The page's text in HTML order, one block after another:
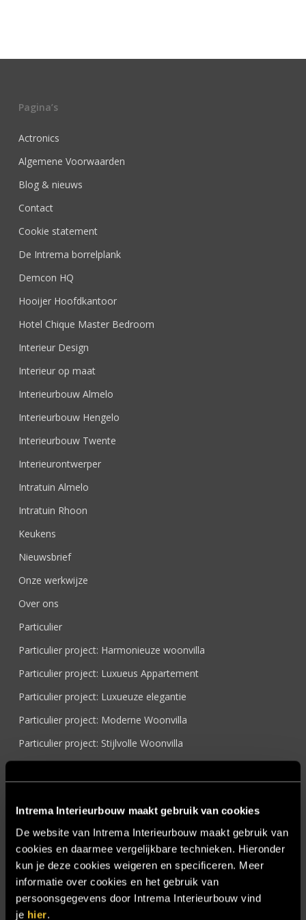
Intrema Interieurbouw maakt gebruik van cookies
De website van Intrema Interieurbouw maakt gebruik van
cookies en daarmee vergelijkbare technieken. Hieronder
kun je deze cookies weigeren en specificeren. Meer
informatie over cookies en het gebruik van
persoonsgegevens door Intrema Interieurbouw vind
je hier.
Pagina’s
Actronics
Algemene Voorwaarden
Blog & nieuws
Contact
Cookie statement
De Intrema borrelplank
Demcon HQ
Hooijer Hoofdkantoor
Hotel Chique Master Bedroom
Interieur Design
Interieur op maat
Interieurbouw Almelo
Interieurbouw Hengelo
Interieurbouw Twente
Interieurontwerper
Intratuin Almelo
Intratuin Rhoon
Keukens
Nieuwsbrief
Onze werkwijze
Over ons
Particulier
Particulier project: Harmonieuze woonvilla
Particulier project: Luxueus Appartement
Particulier project: Luxueuze elegantie
Particulier project: Moderne Woonvilla
Particulier project: Stijlvolle Woonvilla
Referenties
Samenwerken
Sensire
Showroom
SIDN